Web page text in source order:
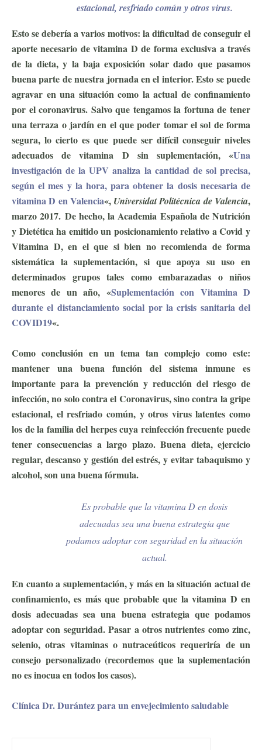
estacional, resfriado común y otros virus.
Esto se debería a varios motivos: la dificultad de conseguir el
aporte necesario de vitamina D de forma exclusiva a través
de la dieta, y la baja exposición solar dado que pasamos
buena parte de nuestra jornada en el interior. Esto se puede
agravar en una situación como la actual de confinamiento
por el coronavirus. Salvo que tengamos la fortuna de tener
una terraza o jardín en el que poder tomar el sol de forma
segura, lo cierto es que puede ser difícil conseguir niveles
adecuados de vitamina D sin suplementación, «Una
investigación de la UPV analiza la cantidad de sol precisa,
según el mes y la hora, para obtener la dosis necesaria de
vitamina D en Valencia«, Universidat Politécnica de Valencia,
marzo 2017. De hecho, la Academia Española de Nutrición
y Dietética ha emitido un posicionamiento relativo a Covid y
Vitamina D, en el que si bien no recomienda de forma
sistemática la suplementación, si que apoya su uso en
determinados grupos tales como embarazadas o niños
menores de un año, «Suplementación con Vitamina D
durante el distanciamiento social por la crisis sanitaria del
COVID19«.
Como conclusión en un tema tan complejo como este:
mantener una buena función del sistema inmune es
importante para la prevención y reducción del riesgo de
infección, no solo contra el Coronavirus, sino contra la gripe
estacional, el resfriado común, y otros virus latentes como
los de la familia del herpes cuya reinfección frecuente puede
tener consecuencias a largo plazo. Buena dieta, ejercicio
regular, descanso y gestión del estrés, y evitar tabaquismo y
alcohol, son una buena fórmula.
Es probable que la vitamina D en dosis
adecuadas sea una buena estrategia que
podamos adoptar con seguridad en la situación
actual.
En cuanto a suplementación, y más en la situación actual de
confinamiento, es más que probable que la vitamina D en
dosis adecuadas sea una buena estrategia que podamos
adoptar con seguridad.Pasar a otros nutrientes como zinc,
selenio, otras vitaminas o nutraceúticos requeriría de un
consejo personalizado (recordemos que la suplementación
no es inocua en todos los casos).
Clínica Dr. Durántez para un envejecimiento saludable